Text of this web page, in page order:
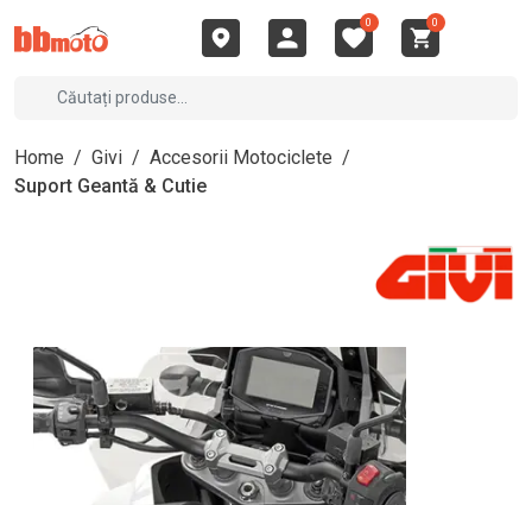
0 0
Home / Givi / Accesorii Motociclete /
Suport Geantă & Cutie